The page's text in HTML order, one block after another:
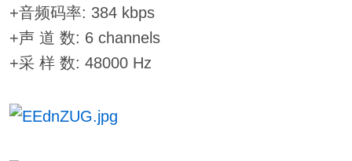
+音频码率: 384 kbps
+声 道 数: 6 channels
+采 样 数: 48000 Hz